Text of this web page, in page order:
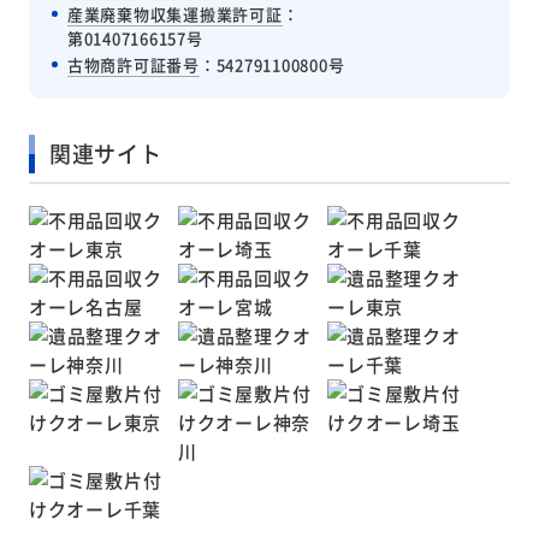
産業廃棄物収集運搬業許可証 ：
第01407166157号
古物商許可証番号 ：542791100800号
関連サイト